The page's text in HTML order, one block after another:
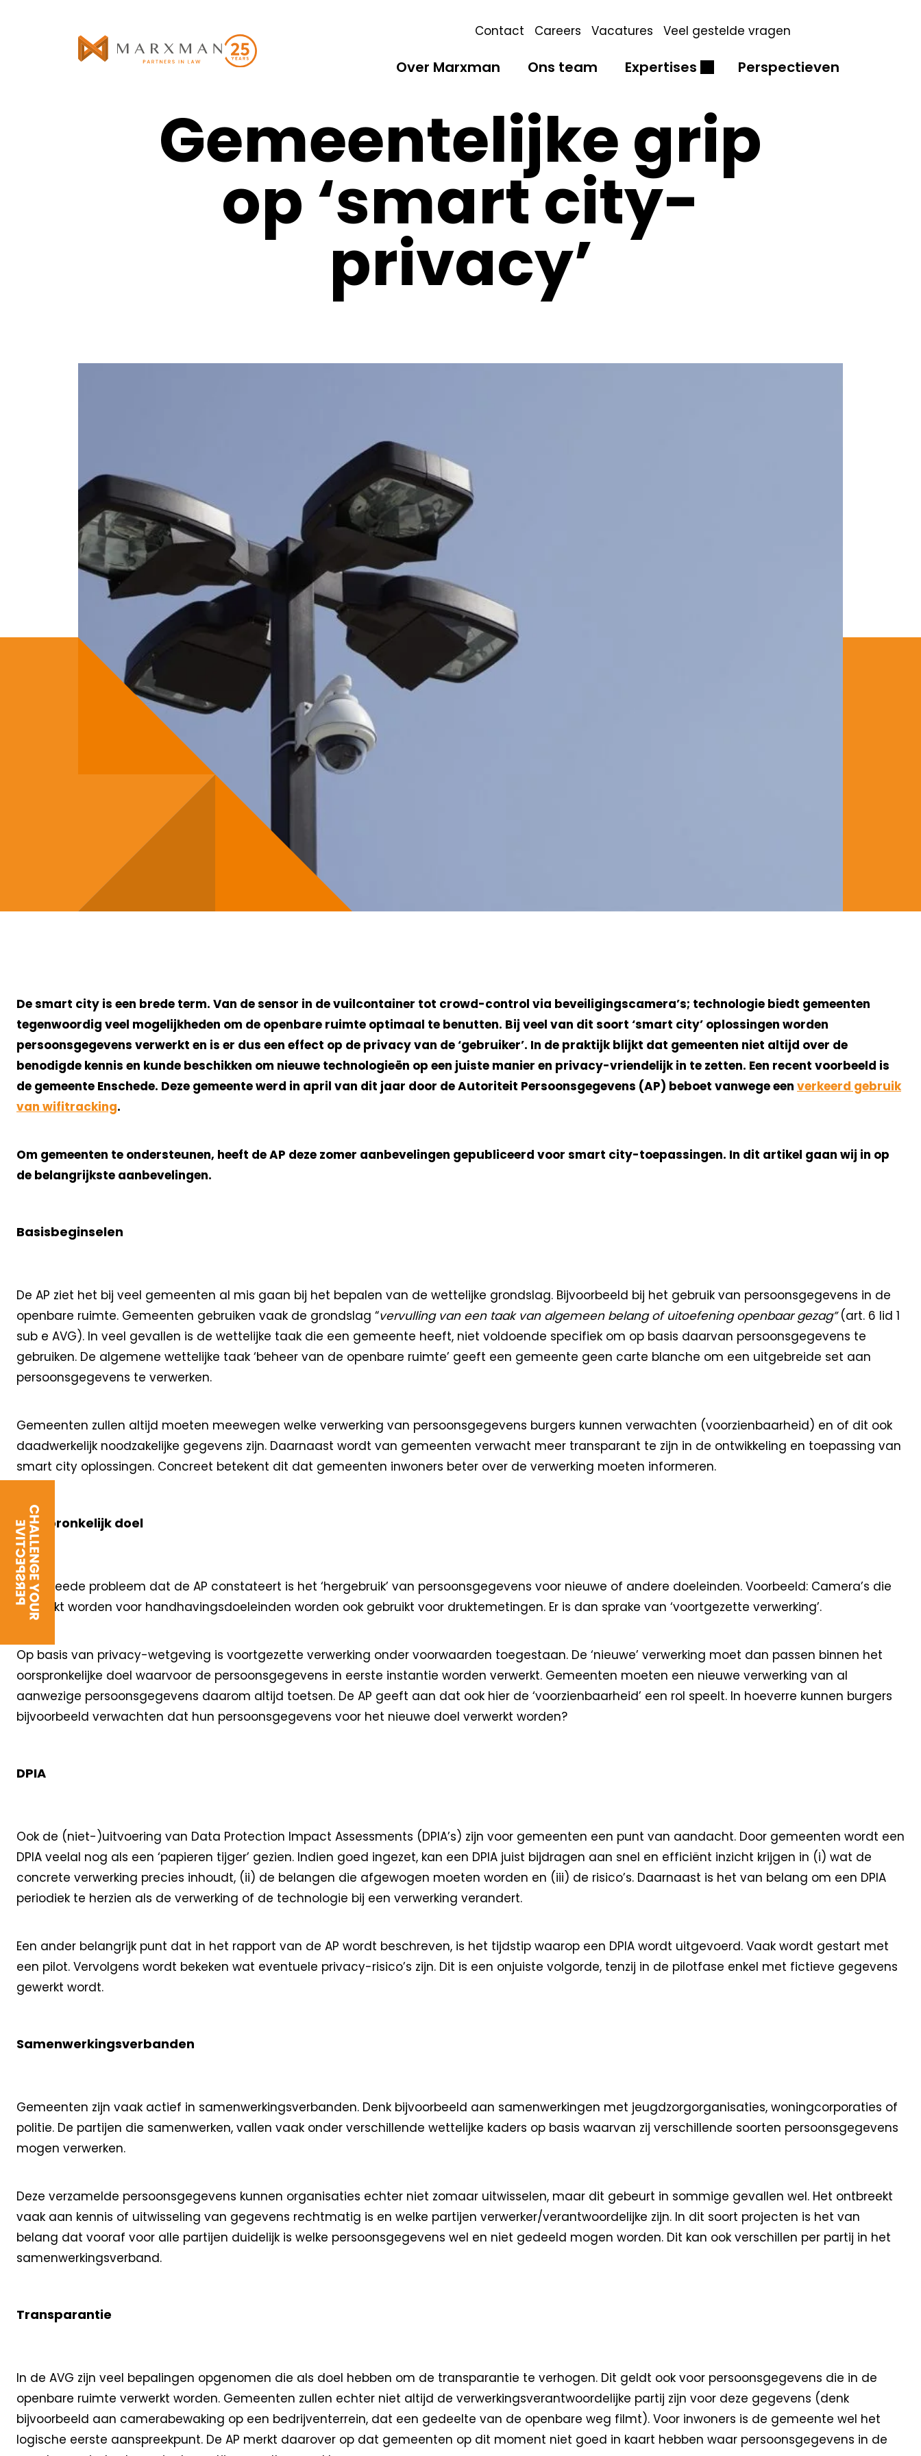
Contact Careers Vacatures Veel gestelde vragen
Over Marxman Ons team Expertises Perspectieven
Gemeentelijke grip
op ‘smart city-
privacy’
De smart city is een brede term. Van de sensor in de vuilcontainer tot crowd-control via beveiligingscamera’s; technologie biedt gemeenten
tegenwoordig veel mogelijkheden om de openbare ruimte optimaal te benutten. Bij veel van dit soort ‘smart city’ oplossingen worden
persoonsgegevens verwerkt en is er dus een effect op de privacy van de ‘gebruiker’. In de praktijk blijkt dat gemeenten niet altijd over de
benodigde kennis en kunde beschikken om nieuwe technologieën op een juiste manier en privacy-vriendelijk in te zetten. Een recent voorbeeld is
de gemeente Enschede. Deze gemeente werd in april van dit jaar door de Autoriteit Persoonsgegevens (AP) beboet vanwege een verkeerd gebruik
van wifitracking.
Om gemeenten te ondersteunen, heeft de AP deze zomer aanbevelingen gepubliceerd voor smart city-toepassingen. In dit artikel gaan wij in op
de belangrijkste aanbevelingen.
Basisbeginselen
De AP ziet het bij veel gemeenten al mis gaan bij het bepalen van de wettelijke grondslag. Bijvoorbeeld bij het gebruik van persoonsgegevens in de
openbare ruimte. Gemeenten gebruiken vaak de grondslag “vervulling van een taak van algemeen belang of uitoefening openbaar gezag”(art. 6 lid 1
sub e AVG). In veel gevallen is de wettelijke taak die een gemeente heeft, niet voldoende specifiek om op basis daarvan persoonsgegevens te
gebruiken. De algemene wettelijke taak ‘beheer van de openbare ruimte’ geeft een gemeente geen carte blanche om een uitgebreide set aan
persoonsgegevens te verwerken.
Gemeenten zullen altijd moeten meewegen welke verwerking van persoonsgegevens burgers kunnen verwachten (voorzienbaarheid) en of dit ook
daadwerkelijk noodzakelijke gegevens zijn. Daarnaast wordt van gemeenten verwacht meer transparant te zijn in de ontwikkeling en toepassing van
smart city oplossingen. Concreet betekent dit dat gemeenten inwoners beter over de verwerking moeten informeren.
Oorspronkelijk doel
Een tweede probleem dat de AP constateert is het ‘hergebruik’ van persoonsgegevens voor nieuwe of andere doeleinden. Voorbeeld: Camera’s die
gebruikt worden voor handhavingsdoeleinden worden ook gebruikt voor druktemetingen. Er is dan sprake van ‘voortgezette verwerking’.
Op basis van privacy-wetgeving is voortgezette verwerking onder voorwaarden toegestaan. De ‘nieuwe’ verwerking moet dan passen binnen het
oorspronkelijke doel waarvoor de persoonsgegevens in eerste instantie worden verwerkt. Gemeenten moeten een nieuwe verwerking van al
aanwezige persoonsgegevens daarom altijd toetsen. De AP geeft aan dat ook hier de ‘voorzienbaarheid’ een rol speelt. In hoeverre kunnen burgers
bijvoorbeeld verwachten dat hun persoonsgegevens voor het nieuwe doel verwerkt worden?
DPIA
Ook de (niet-)uitvoering van Data Protection Impact Assessments (DPIA’s) zijn voor gemeenten een punt van aandacht. Door gemeenten wordt een
DPIA veelal nog als een ‘papieren tijger’ gezien. Indien goed ingezet, kan een DPIA juist bijdragen aan snel en efficiënt inzicht krijgen in (i) wat de
concrete verwerking precies inhoudt, (ii) de belangen die afgewogen moeten worden en (iii) de risico’s. Daarnaast is het van belang om een DPIA
periodiek te herzien als de verwerking of de technologie bij een verwerking verandert.
Een ander belangrijk punt dat in het rapport van de AP wordt beschreven, is het tijdstip waarop een DPIA wordt uitgevoerd. Vaak wordt gestart met
een pilot. Vervolgens wordt bekeken wat eventuele privacy-risico’s zijn. Dit is een onjuiste volgorde, tenzij in de pilotfase enkel met fictieve gegevens
gewerkt wordt.
Samenwerkingsverbanden
Gemeenten zijn vaak actief in samenwerkingsverbanden. Denk bijvoorbeeld aan samenwerkingen met jeugdzorgorganisaties, woningcorporaties of
politie. De partijen die samenwerken, vallen vaak onder verschillende wettelijke kaders op basis waarvan zij verschillende soorten persoonsgegevens
mogen verwerken.
Deze verzamelde persoonsgegevens kunnen organisaties echter niet zomaar uitwisselen, maar dit gebeurt in sommige gevallen wel. Het ontbreekt
vaak aan kennis of uitwisseling van gegevens rechtmatig is en welke partijen verwerker/verantwoordelijke zijn. In dit soort projecten is het van
belang dat vooraf voor alle partijen duidelijk is welke persoonsgegevens wel en niet gedeeld mogen worden. Dit kan ook verschillen per partij in het
samenwerkingsverband.
Transparantie
In de AVG zijn veel bepalingen opgenomen die als doel hebben om de transparantie te verhogen. Dit geldt ook voor persoonsgegevens die in de
openbare ruimte verwerkt worden. Gemeenten zullen echter niet altijd de verwerkingsverantwoordelijke partij zijn voor deze gegevens (denk
bijvoorbeeld aan camerabewaking op een bedrijventerrein, dat een gedeelte van de openbare weg filmt). Voor inwoners is de gemeente wel het
logische eerste aanspreekpunt. De AP merkt daarover op dat gemeenten op dit moment niet goed in kaart hebben waar persoonsgegevens in de